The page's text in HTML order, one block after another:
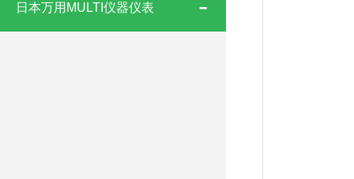
日本万用MULTI仪器仪表